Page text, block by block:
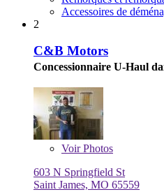
Accessoires de
2
C&B Motors
Concessionnaire U-Haul
VoirPhotos
603 N Springfield St
Saint James, MO 65559